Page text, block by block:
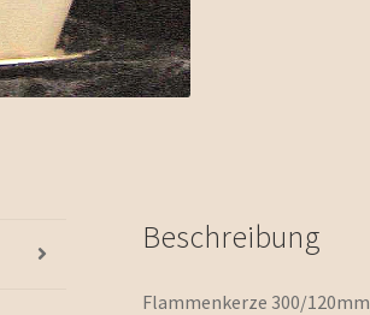
Beschreibung
Flammenkerze 300/